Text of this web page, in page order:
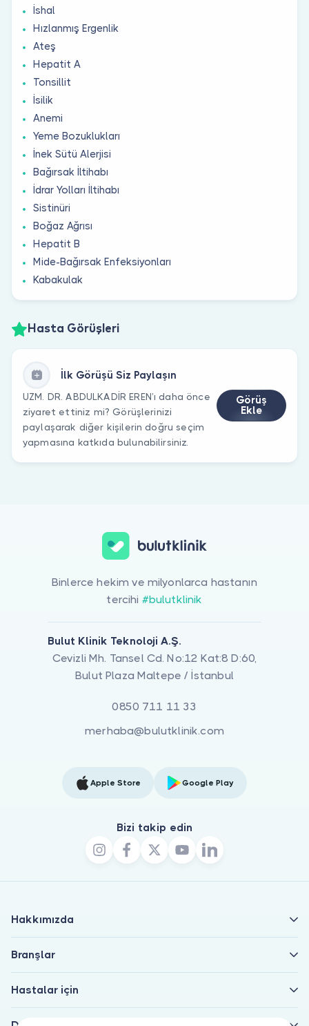
İshal
Hızlanmış Ergenlik
Ateş
Hepatit A
Tonsillit
İsilik
Anemi
Yeme Bozuklukları
İnek Sütü Alerjisi
Bağırsak İltihabı
İdrar Yolları İltihabı
Sistinüri
Boğaz Ağrısı
Hepatit B
Mide-Bağırsak Enfeksiyonları
Kabakulak
Hasta Görüşleri
İlk Görüşü Siz Paylaşın
UZM. DR. ABDULKADİR EREN’ı daha önce
ziyaret ettiniz mi? Görüşlerinizi
paylaşarak diğer kişilerin doğru seçim
yapmasına katkıda bulunabilirsiniz.
Görüş
Ekle
Binlerce hekim ve milyonlarca hastanın
tercihi #bulutklinik
Bulut Klinik Teknoloji A.Ş.
Cevizli Mh. Tansel Cd. No:12 Kat:8 D:60,
Bulut Plaza Maltepe / İstanbul
0850 711 11 33
merhaba@bulutklinik.com
Apple Store Google Play
Bizi takip edin
Hakkımızda
Branşlar
Hastalar için